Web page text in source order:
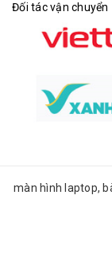
Đối tác vận chuyển
màn hình laptop,